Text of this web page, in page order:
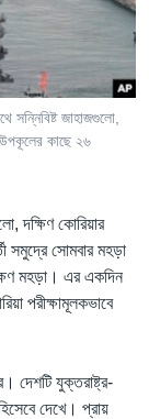
সন্নিবিষ্ট জাহাজগুলো,
উপকূলের কাছে ২৬
দক্ষিণ কোরিয়ার
সমুদ্রে সোমবার মহড়া
মহড়া। এর একদিন
পরীক্ষামূলকভাবে
দেশটি যুক্তরাষ্ট্র-
দেখে। প্রায়